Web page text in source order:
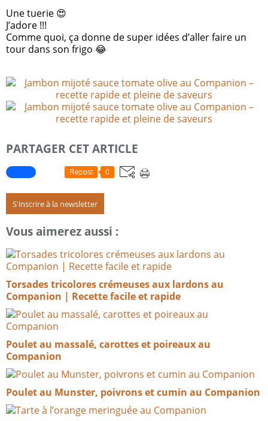
Une tuerie 😍
J’adore !!!
Comme quoi, ça donne de super idées d’aller faire un
tour dans son frigo 😂
PARTAGER CET ARTICLE
Repost 0
S'inscrire à la newsletter
Vous aimerez aussi :
Torsades tricolores crémeuses aux lardons au
Companion | Recette facile et rapide
Poulet au massalé, carottes et poireaux au
Companion
Poulet au Munster, poivrons et cumin au Companion